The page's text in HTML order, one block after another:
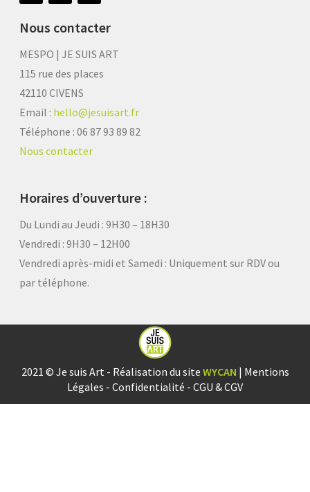
Nous contacter
MESPO | JE SUIS ART
115 rue des places
42110 CIVENS
Email : hello@jesuisart.fr
Téléphone : 06 87 93 89 82
Nous contacter
Horaires d’ouverture :
Du Lundi au Jeudi : 9H30 – 18H30
Vendredi : 9H30 – 12H00
Vendredi après-midi et Samedi : Uniquement sur RDV ou
par téléphone.
2021 © Je suis Art - Réalisation du site WYCAN | Mentions
Légales - Confidentialité - CGU & CGV